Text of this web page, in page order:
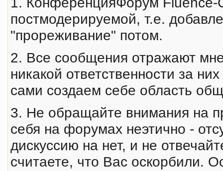
постмодерируемой, т.е.
"прореживание" потом.
2. Все сообщения отражают
никакой ответственности за
сами создаем себе область
3. Не обращайте внимания на
себя на форумах неэтично -
дискуссию на нет, и не
считаете, что Вас оскорбили.